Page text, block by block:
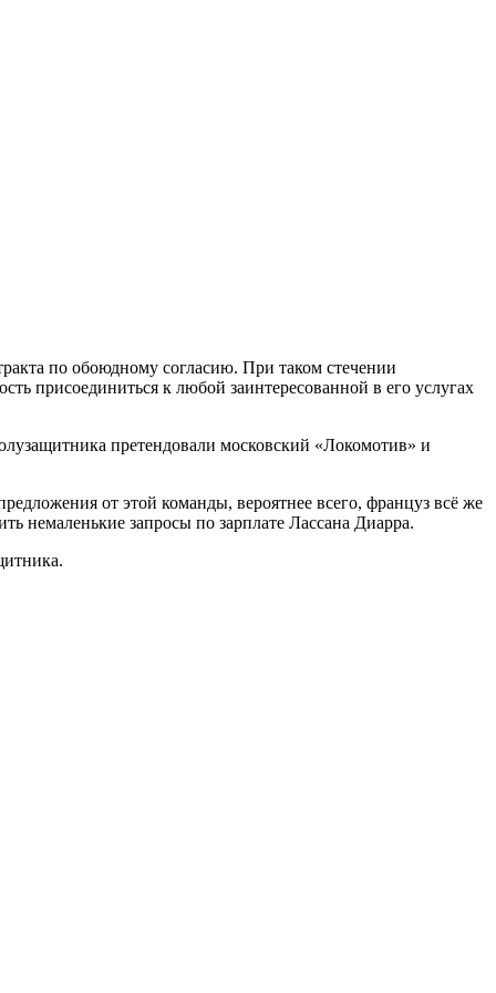
по обоюдному согласию. При таком стечении
присоединиться к любой заинтересованной в его услугах
претендовали московский «Локомотив» и
от этой команды, вероятнее всего, француз всё же
немаленькие запросы по зарплате Лассана Диарра.